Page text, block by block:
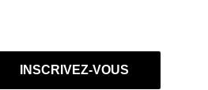
INSCRIVEZ-VOUS